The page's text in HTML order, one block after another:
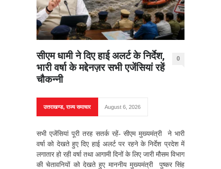
सीएम धामी ने दिए हाई अलर्ट के निर्देश,
भारी वर्षा के मद्देनज़र सभी एजेंसियां रहें
चौकन्नी
0
उत्तराखण्ड,राज्य समाचार August 6, 2026
सभी एजेंसियां पूरी तरह सतर्क रहें- सीएम मुख्यमंत्री ने भारी
वर्षा को देखते हुए दिए हाई अलर्ट पर रहने के निर्देश प्रदेश में
लगातार हो रही वर्षा तथा आगामी दिनों के लिए जारी मौसम विभाग
की चेतावनियों को देखते हुए माननीय मुख्यमंत्री पुष्कर सिंह